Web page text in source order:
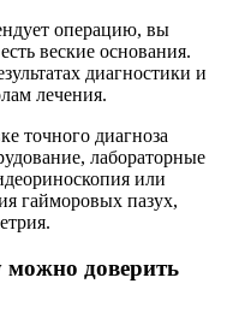
операцию, вы
веские основания.
диагностики и
лечения.
точного диагноза
лабораторные
или
гайморовых пазух,
доверить